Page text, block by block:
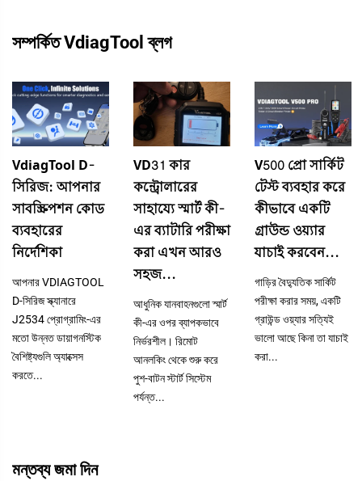
সম্পর্কিত VdiagTool ব্লগ
VdiagTool D-
সিরিজ: আপনার
সাবস্ক্রিপশন কোড
ব্যবহারের
নির্দেশিকা
আপনার VDIAGTOOL
D-সিরিজ স্ক্যানারে
J2534 প্রোগ্রামিং-এর
মতো উন্নত ডায়াগনস্টিক
বৈশিষ্ট্যগুলি অ্যাক্সেস
করতে...
VD31 কার
কন্ট্রোলারের
সাহায্যে স্মার্ট কী-
এর ব্যাটারি পরীক্ষা
করা এখন আরও
সহজ...
আধুনিক যানবাহনগুলো স্মার্ট
কী-এর ওপর ব্যাপকভাবে
নির্ভরশীল। রিমোট
আনলকিং থেকে শুরু করে
পুশ-বাটন স্টার্ট সিস্টেম
পর্যন্ত...
V500 প্রো সার্কিট
টেস্ট ব্যবহার করে
কীভাবে একটি
গ্রাউন্ড ওয়্যার
যাচাই করবেন...
গাড়ির বৈদ্যুতিক সার্কিট
পরীক্ষা করার সময়, একটি
গ্রাউন্ড ওয়্যার সত্যিই
ভালো আছে কিনা তা যাচাই
করা...
মন্তব্য জমা দিন